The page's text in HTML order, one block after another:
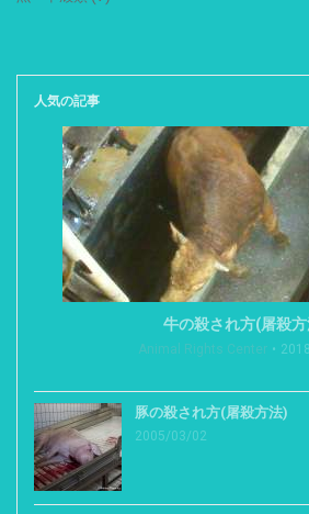
人気の記事
牛の殺され方(屠殺
Animal Rights Center
豚の殺され方(屠殺方法)
2005/03/02